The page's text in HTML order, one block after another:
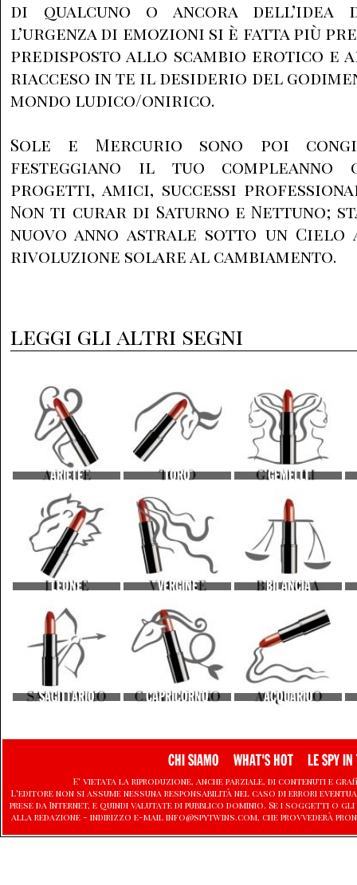
di qualcuno o ancora dell’idea
l’urgenza di emozioni si è fatta più
predisposto allo scambio erotico e
riacceso in te il desiderio del
mondo ludico/onirico.
Sole e Mercurio sono poi
festeggiano il tuo compleanno
progetti, amici, successi
Non ti curar di Saturno e Nettuno;
nuovo anno astrale sotto un Cielo
rivoluzione solare al cambiamento.
leggi gli altri segni
ARIETE TORO GEMELLI
LEONE VERGINE BILANCIA
SAGITTARIO CAPRICORNO ACQUARIO
CHI SIAMO WHAT'S HOT LE SPY IN
E' vietata la riproduzione, anche parziale, di contenuti e
L'editore non si assume nessuna responsabilità nel caso di errori
prese da Internet, e quindi valutate di pubblico dominio. Se i soggetti
alla redazione - indirizzo e-mail info@spytwins.com, che provvederà